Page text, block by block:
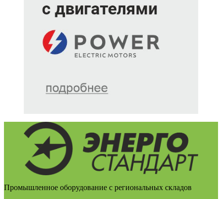
Промышленное оборудование с региональных складов